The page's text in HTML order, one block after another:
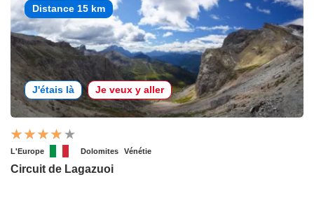
Distance 15 km
J'étais là Je veux y aller
L'Europe Dolomites Vénétie
Circuit de Lagazuoi